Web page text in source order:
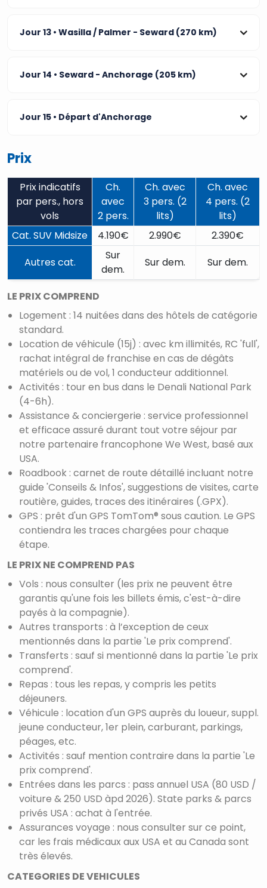
Jour 13 • Wasilla / Palmer - Seward (270 km)
Jour 14 • Seward - Anchorage (205 km)
Jour 15 • Départ d'Anchorage
Prix
Prix indicatifs
par pers., hors
vols
Ch.
avec
2 pers.
Ch. avec
3 pers. (2
lits)
Ch. avec
4 pers. (2
lits)
Cat. SUV Midsize
4.190€ 2.990€
2.390€
Autres cat.
Sur
dem.
Sur dem. Sur dem.
LE PRIX COMPREND
Logement : 14 nuitées dans des hôtels de catégorie
standard.
Location de véhicule (15j) : avec km illimités, RC 'full',
rachat intégral de franchise en cas de dégâts
matériels ou de vol, 1 conducteur additionnel.
Activités : tour en bus dans le Denali National Park
(4-6h).
Assistance & conciergerie : service professionnel
et efficace assuré durant tout votre séjour par
notre partenaire francophone We West, basé aux
USA.
Roadbook : carnet de route détaillé incluant notre
guide 'Conseils & Infos', suggestions de visites, carte
routière, guides, traces des itinéraires (.GPX).
GPS : prêt d'un GPS TomTom® sous caution. Le GPS
contiendra les traces chargées pour chaque
étape.
LE PRIX NE COMPREND PAS
Vols : nous consulter (les prix ne peuvent être
garantis qu'une fois les billets émis, c'est-à-dire
payés à la compagnie).
Autres transports : à l’exception de ceux
mentionnés dans la partie 'Le prix comprend'.
Transferts : sauf si mentionné dans la partie 'Le prix
comprend'.
Repas : tous les repas, y compris les petits
déjeuners.
Véhicule : location d'un GPS auprès du loueur, suppl.
jeune conducteur, 1er plein, carburant, parkings,
péages, etc.
Activités : sauf mention contraire dans la partie 'Le
prix comprend'.
Entrées dans les parcs : pass annuel USA (80 USD /
voiture & 250 USD àpd 2026). State parks & parcs
privés USA : achat à l'entrée.
Assurances voyage : nous consulter sur ce point,
car les frais médicaux aux USA et au Canada sont
très élevés.
CATEGORIES DE VEHICULES